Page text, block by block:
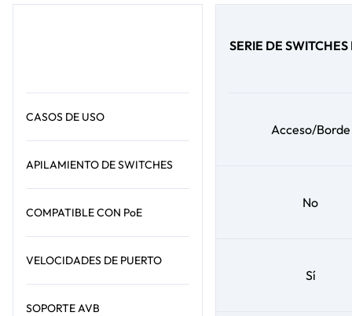
CASOS DE USO
APILAMIENTO DE SWITCHES
COMPATIBLE CON PoE
VELOCIDADES DE PUERTO
SOPORTE AVB
SERIE DE
Acceso/Borde
No
Sí